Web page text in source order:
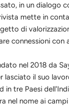
in un dialogo
mette in
di
connessioni
nel 2018 da
lasciato il suo
in tre Paesi
nel nome ai